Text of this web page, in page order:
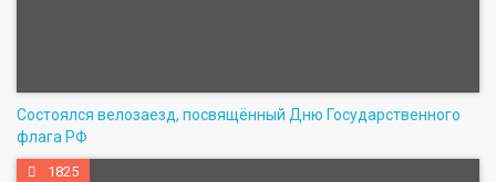
Состоялся велозаезд, посвящённый Дню Государственного
флага РФ
1825